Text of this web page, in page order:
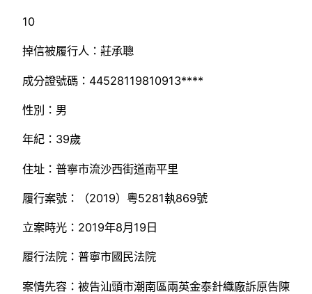
10
掉信被履行人：莊承聰
成分證號碼：44528119810913****
性別：男
年紀：39歲
住址：普寧市流沙西街道南平里
履行案號：（2019）粵5281執869號
立案時光：2019年8月19日
履行法院：普寧市國民法院
案情先容：被告汕頭市潮南區兩英金泰針織廠訴原告陳